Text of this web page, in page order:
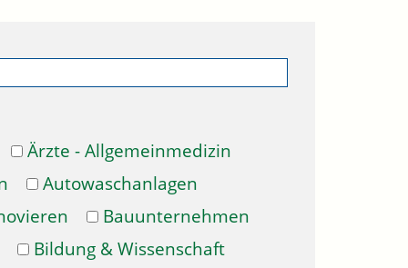
Ärzte - Allgemeinmedizin
Autowaschanlagen
Bauunternehmen
Bildung & Wissenschaft